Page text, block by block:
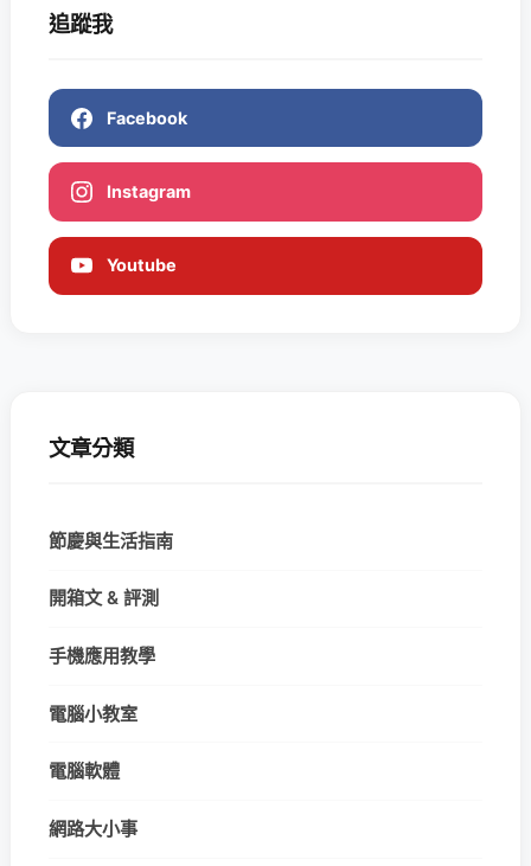
追蹤我
Facebook
Instagram
Youtube
文章分類
節慶與生活指南
開箱文 & 評測
手機應用教學
電腦小教室
電腦軟體
網路大小事